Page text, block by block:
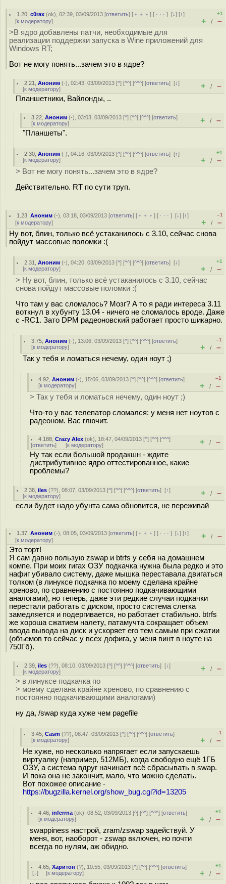
1.20 ,c0rax (ok), 02:39, 03/09/2013 [ответить] [ ﹢﹢﹢] [ · · ·][↓] [↑]
[к модератору]
+1
+ / –
>В ядро добавлены патчи, необходимые для
реализации поддержки запуска в Wine приложений для
Windows RT;
Вот не могу понять...зачем это в ядре?
2.21 ,Аноним (-), 02:43, 03/09/2013 [^] [^^] [^^^] [ответить][↓]
[к модератору] + / –
Планшетники, Вайлонды, ..
3.22 ,Аноним (-), 03:03, 03/09/2013 [^] [^^] [^^^] [ответить]
[к модератору] + / –
"Планшеты".
2.30 ,Аноним (-), 04:16, 03/09/2013 [^] [^^] [^^^] [ответить][↑]
[к модератору]
+1
+ / –
> Вот не могу понять...зачем это в ядре?
Действительно. RT по сути труп.
1.23 ,Аноним (-), 03:18, 03/09/2013 [ответить] [ ﹢﹢﹢] [ · · ·][↓] [↑]
[к модератору]
–1
+ / –
Ну вот, блин, только всё устаканилось с 3.10, сейчас снова
пойдут массовые поломки :(
2.31 ,Аноним (-), 04:20, 03/09/2013 [^] [^^] [^^^] [ответить][↓]
[к модератору]
+1
+ / –
> Ну вот, блин, только всё устаканилось с 3.10, сейчас
снова пойдут массовые поломки :(
Что там у вас сломалось? Мозг? А то я ради интереса 3.11
воткнул в хубунту 13.04 - ничего не сломалось вроде. Даже
c -RC1. Зато DPM радеоновский работает просто шикарно.
3.75 ,Аноним (-), 13:06, 03/09/2013 [^] [^^] [^^^] [ответить]
[к модератору]
–1
+ / –
Так у тебя и ломаться нечему, один ноут ;)
4.92 ,Аноним (-), 15:06, 03/09/2013 [^] [^^] [^^^] [ответить]
[к модератору]
–1
+ / –
> Так у тебя и ломаться нечему, один ноут ;)
Что-то у вас телепатор сломался: у меня нет ноутов с
радеоном. Вас глючит.
4.188 ,Crazy Alex (ok), 18:47, 04/09/2013 [^] [^^] [^^^]
[ответить] [к модератору] + / –
Ну так если большой продакшн - ждите
дистрибутивное ядро оттестированное, какие
проблемы?
2.38 ,iles (??), 08:07, 03/09/2013 [^] [^^] [^^^] [ответить][↑]
[к модератору] + / –
если будет надо убунта сама обновится, не переживай
1.37 ,Аноним (-), 08:05, 03/09/2013 [ответить] [ ﹢﹢﹢] [ · · ·][↓] [↑]
[к модератору] + / –
Это торт!
Я сам давно пользую zswap и btrfs у себя на домашнем
компе. При моих гигах ОЗУ подкачка нужна была редко и это
нафиг убивало систему, даже мышка переставала двигаться
толком (в линуксе подкачка по моему сделана крайне
хреново, по сравнению с постоянно подкачивающими
аналогами), но теперь, даже эти редкие случаи подкачки
перестали работать с диском, просто система слегка
замедляется и подергивается, но работает стабильно. btrfs
же хороша сжатием налету, патамучта сокращает объем
ввода вывода на диск и ускоряет его тем самым при сжатии
(объемов то сейчас у всех дофига, у меня винт в ноуте на
750Гб).
2.39 ,iles (??), 08:10, 03/09/2013 [^] [^^] [^^^] [ответить][↓]
[к модератору] + / –
> в линуксе подкачка по
> моему сделана крайне хреново, по сравнению с
постоянно подкачивающими аналогами)
ну да, /swap куда хуже чем pagefile
3.45 ,Casm (??), 08:47, 03/09/2013 [^] [^^] [^^^] [ответить]
[к модератору]
–1
+ / –
Не хуже, но несколько напрягает если запускаешь
виртуалку (например, 512МБ), когда свободно ещё 1ГБ
ОЗУ, а система вдруг начинает всё сбрасывать в swap.
И пока она не закончит, мало, что можно сделать.
Вот похожее описание -
https://bugzilla.kernel.org/show_bug.cgi?id=13205
4.46 ,inferrna (ok), 08:52, 03/09/2013 [^] [^^] [^^^] [ответить]
[к модератору]
+1
+ / –
swappiness настрой, zram/zswap задействуй. У
меня, вот, наоборот - zswap включен, но почти
всегда по нулям, аж обидно.
4.65 ,Харитон (?), 10:55, 03/09/2013 [^] [^^] [^^^] [ответить]
[↓] [к модератору]
+1
+ / –